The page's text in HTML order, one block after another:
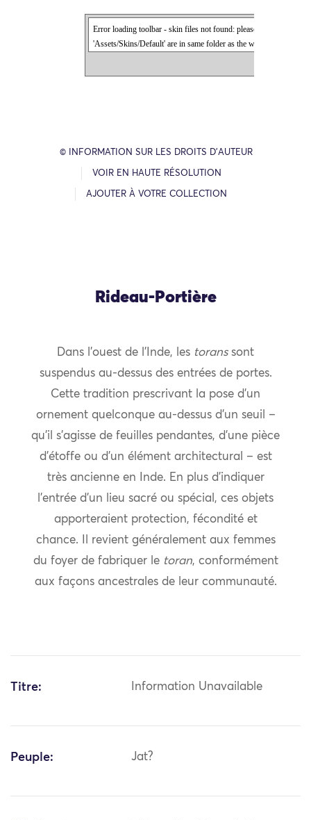
© INFORMATION SUR LES DROITS D’AUTEUR
VOIR EN HAUTE RÉSOLUTION
AJOUTER À VOTRE COLLECTION
Rideau-Portière
Dans l’ouest de l’Inde, les toranssont
suspendus au-dessus des entrées de portes.
Cette tradition prescrivant la pose d’un
ornement quelconque au-dessus d’un seuil –
qu’il s’agisse de feuilles pendantes, d’une pièce
d’étoffe ou d’un élément architectural – est
très ancienne en Inde. En plus d’indiquer
l’entrée d’un lieu sacré ou spécial, ces objets
apporteraient protection, fécondité et
chance. Il revient généralement aux femmes
du foyer de fabriquer le toran, conformément
aux façons ancestrales de leur communauté.
Titre: Information Unavailable
Peuple: Jat?